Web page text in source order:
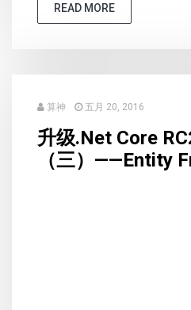
READ MORE
算神 五月 20, 2016
升级.Net Core
（三）——Entity